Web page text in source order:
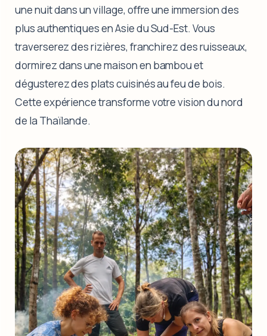
une nuit dans un village, offre une immersion des
plus authentiques en Asie du Sud-Est. Vous
traverserez des rizières, franchirez des ruisseaux,
dormirez dans une maison en bambou et
dégusterez des plats cuisinés au feu de bois.
Cette expérience transforme votre vision du nord
de la Thaïlande.